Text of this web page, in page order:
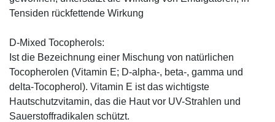
Tensiden rückfettende Wirkung
D-Mixed Tocopherols:
Ist die Bezeichnung einer Mischung von natürlichen
Tocopherolen (Vitamin E; D-alpha-, beta-, gamma und
delta-Tocopherol). Vitamin E ist das wichtigste
Hautschutzvitamin, das die Haut vor UV-Strahlen und
Sauerstoffradikalen schützt.